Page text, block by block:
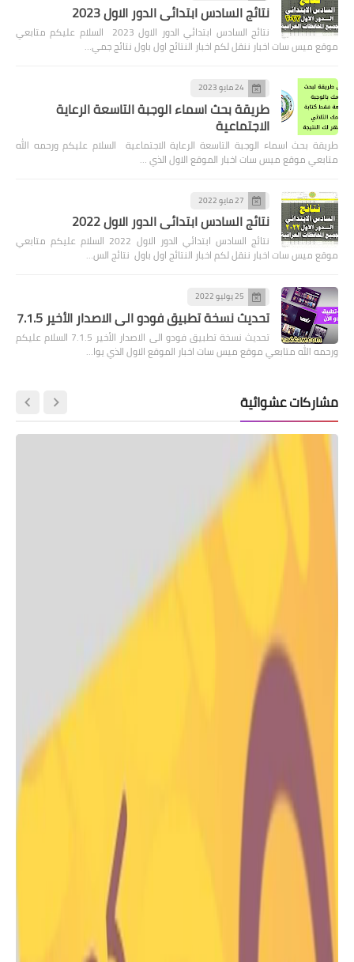
نتائج السادس ابتدائي الدور الاول 2023
نتائج السادس ابتدائي الدور الاول 2023 السلام عليكم متابعي
موقع ميس سات اخبار ننقل لكم اخبار النتائج اول باول نتائج جمي…
24 مايو 2023
طريقة بحث اسماء الوجبة التاسعة الرعاية
الاجتماعية
طريقة بحث اسماء الوجبة التاسعة الرعاية الاجتماعية السلام عليكم ورحمه الله
متابعي موقع ميس سات اخبار الموقع الاول الذي …
27 مايو 2022
نتائج السادس ابتدائي الدور الاول 2022
نتائج السادس ابتدائي الدور الاول 2022 السلام عليكم متابعي
موقع ميس سات اخبار ننقل لكم اخبار النتائج اول باول نتائج الس…
25 يوليو 2022
تحديث نسخة تطبيق فودو الى الاصدار الأخير 7.1.5
تحديث نسخة تطبيق فودو الى الاصدار الأخير 7.1.5 السلام عليكم
ورحمه الله متابعي موقع ميس سات اخبار الموقع الاول الذي يوا…
مشاركات عشوائية